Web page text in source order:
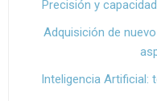
Precisión y
Adquisición de
Inteligencia Artificial: